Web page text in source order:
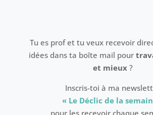
Tu es prof et tu veux recevoir
idées dans ta boîte mail pour
et mieux ?
Inscris-toi à ma
« Le Déclic de la
pour les recevoir chaque